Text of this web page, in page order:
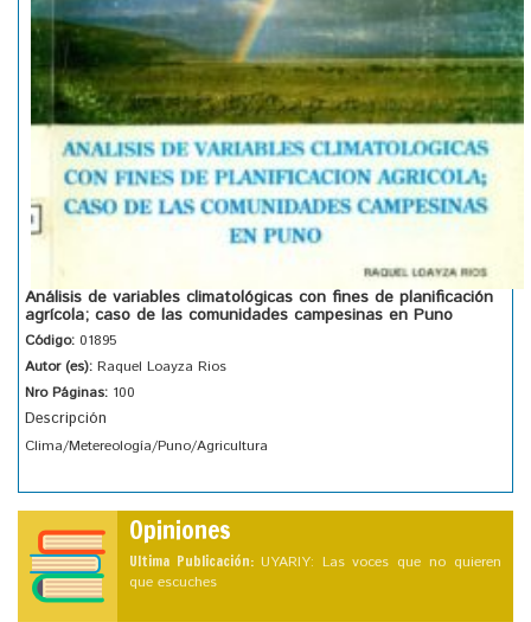
Análisis de variables climatológicas con fines de planificación
agrícola; caso de las comunidades campesinas en Puno
Código: 01895
Autor (es): Raquel Loayza Rios
Nro Páginas: 100
Descripción
Clima/Metereología/Puno/Agricultura
Opiniones
Ultima Publicación: UYARIY: Las voces que no quieren
que escuches